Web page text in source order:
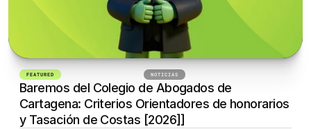
FEATURED 24 DE SEPTIEMBRE DE 2025 NOTICIAS
Baremos del Colegio de Abogados de
Cartagena: Criterios Orientadores de honorarios
y Tasación de Costas [2026]]